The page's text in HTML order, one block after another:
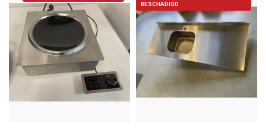
BESCHADIGD